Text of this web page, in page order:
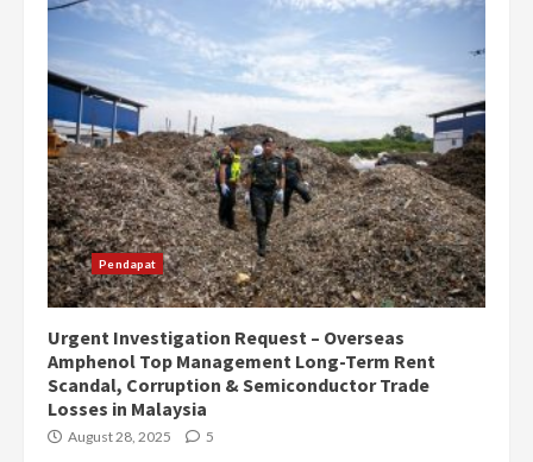
Pendapat
Urgent Investigation Request – Overseas
Amphenol Top Management Long-Term Rent
Scandal, Corruption & Semiconductor Trade
Losses in Malaysia
August 28, 2025 5